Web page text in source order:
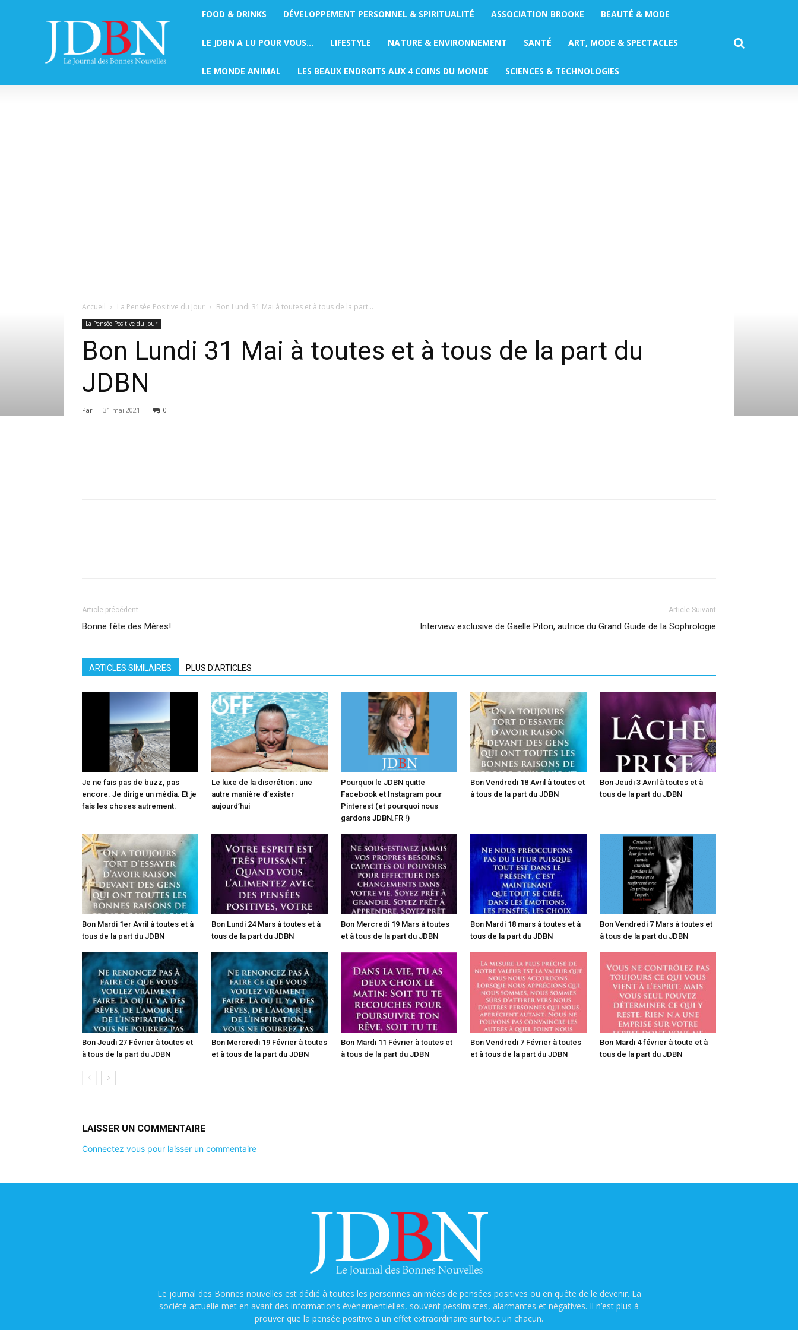
FOOD & DRINKS DÉVELOPPEMENT PERSONNEL & SPIRITUALITÉ ASSOCIATION BROOKE BEAUTÉ & MODE
LE JDBN A LU POUR VOUS… LIFESTYLE NATURE & ENVIRONNEMENT SANTÉ ART, MODE & SPECTACLES
LE MONDE ANIMAL LES BEAUX ENDROITS AUX 4 COINS DU MONDE SCIENCES & TECHNOLOGIES
Accueil La Pensée Positive du Jour Bon Lundi 31 Mai à toutes et à tous de la part...
La Pensée Positive du Jour
Bon Lundi 31 Mai à toutes et à tous de la part du
JDBN
Par - 31 mai 2021 0
Article précédent
Bonne fête des Mères!
Article Suivant
Interview exclusive de Gaëlle Piton, autrice du Grand Guide de la Sophrologie
ARTICLES SIMILAIRES PLUS D'ARTICLES
Je ne fais pas de buzz, pas
encore. Je dirige un média. Et je
fais les choses autrement.
Le luxe de la discrétion : une
autre manière d’exister
aujourd’hui
Pourquoi le JDBN quitte
Facebook et Instagram pour
Pinterest (et pourquoi nous
gardons JDBN.FR !)
Bon Vendredi 18 Avril à toutes et
à tous de la part du JDBN
Bon Jeudi 3 Avril à toutes et à
tous de la part du JDBN
Bon Mardi 1er Avril à toutes et à
tous de la part du JDBN
Bon Lundi 24 Mars à toutes et à
tous de la part du JDBN
Bon Mercredi 19 Mars à toutes
et à tous de la part du JDBN
Bon Mardi 18 mars à toutes et à
tous de la part du JDBN
Bon Vendredi 7 Mars à toutes et
à tous de la part du JDBN
Bon Jeudi 27 Février à toutes et
à tous de la part du JDBN
Bon Mercredi 19 Février à toutes
et à tous de la part du JDBN
Bon Mardi 11 Février à toutes et
à tous de la part du JDBN
Bon Vendredi 7 Février à toutes
et à tous de la part du JDBN
Bon Mardi 4 février à toute et à
tous de la part du JDBN
LAISSER UN COMMENTAIRE
Connectez vous pour laisser un commentaire
Le journal des Bonnes nouvelles est dédié à toutes les personnes animées de pensées positives ou en quête de le devenir. La
société actuelle met en avant des informations événementielles, souvent pessimistes, alarmantes et négatives. Il n’est plus à
prouver que la pensée positive a un effet extraordinaire sur tout un chacun.